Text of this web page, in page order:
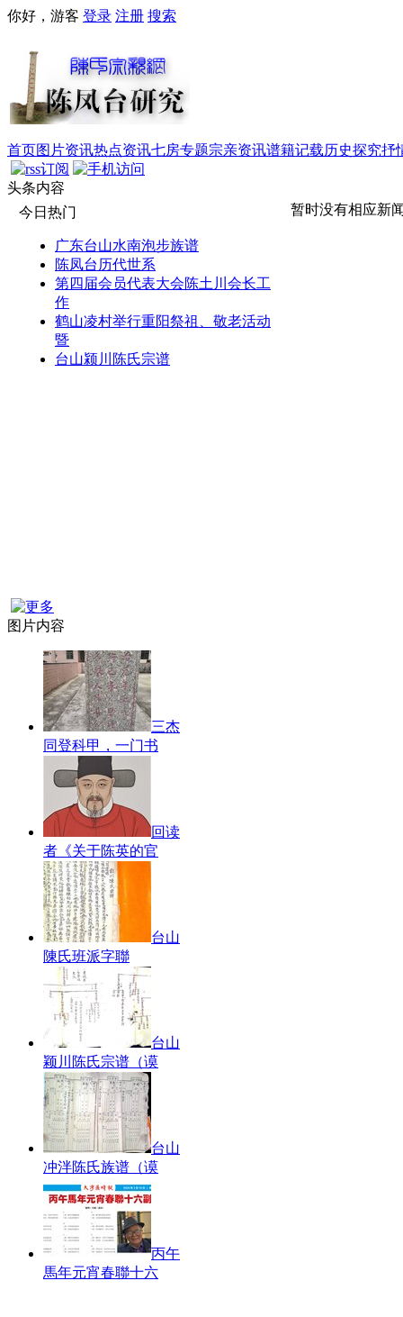
你好，游客 登录 注册 搜索
首页图片资讯热点资讯七房专题宗亲资讯谱籍记载历史探究抒
头条内容
今日热门
广东台山水南泡步族谱
陈凤台历代世系
第四届会员代表大会陈土川会长工
作
鹤山凌村举行重阳祭祖、敬老活动
暨
台山颍川陈氏宗谱
暂时没有相应新
图片内容
三杰
同登科甲，一门书
回读
者《关于陈英的官
台山
陳氏班派字聯
台山
颖川陈氏宗谱（谟
台山
冲泮陈氏族谱（谟
丙午
馬年元宵春聯十六